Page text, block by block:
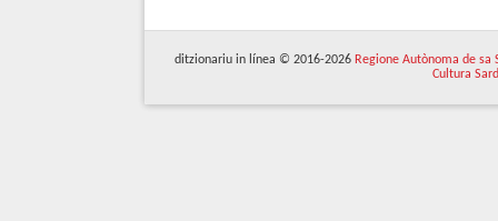
ditzionariu in línea © 2016-2026 Regione Autònoma de sa
Cultura